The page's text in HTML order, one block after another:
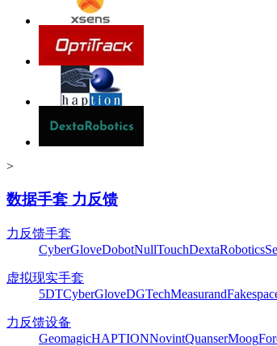
>
数据手套 力反馈
力反馈手套
CyberGloveDobotNullTouchDextaRobotics
虚拟现实手套
5DTCyberGloveDGTechMeasurand
力反馈设备
GeomagicHAPTIONNovintQuanserMoog